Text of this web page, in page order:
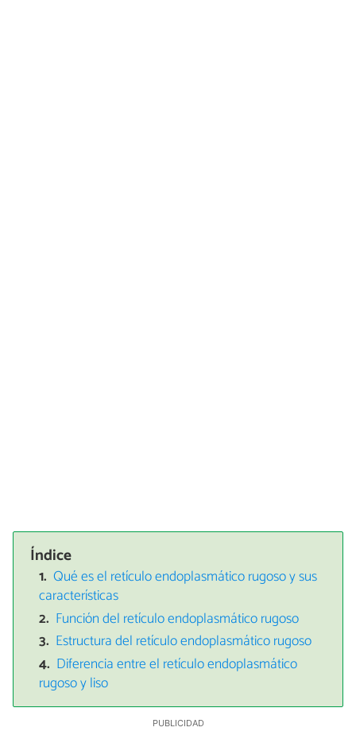
Índice
Qué es el retículo endoplasmático rugoso y sus
características
Función del retículo endoplasmático rugoso
Estructura del retículo endoplasmático rugoso
Diferencia entre el retículo endoplasmático
rugoso y liso